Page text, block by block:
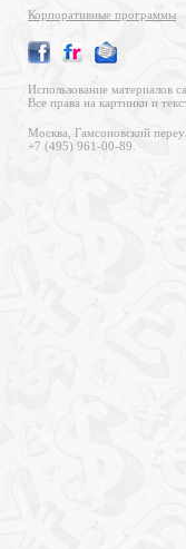
Корпоративные программы
Использование материалов
Все права на картинки и
Москва, Гамсоновский
+7 (495) 961-00-89.